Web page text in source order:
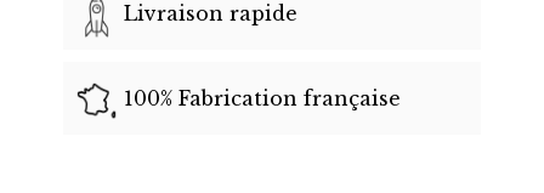
Livraison rapide
100% Fabrication française